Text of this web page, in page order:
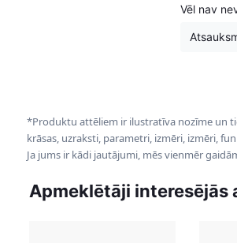
Vēl nav
*Produktu attēliem ir ilustratīva nozīme un
krāsas, uzraksti, parametri, izmēri, izmēri,
Ja jums ir kādi jautājumi, mēs vienmēr
Apmeklētāji interesējās